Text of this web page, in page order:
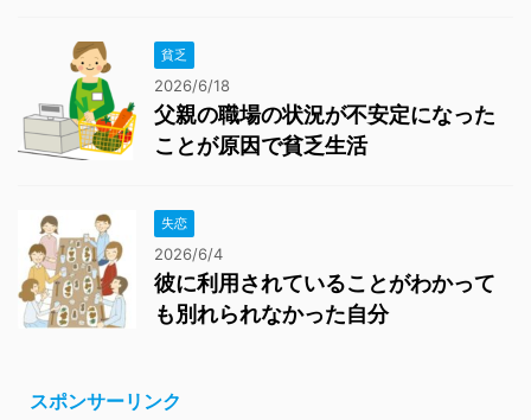
貧乏
2026/6/18
父親の職場の状況が不安定になった
ことが原因で貧乏生活
失恋
2026/6/4
彼に利用されていることがわかって
も別れられなかった自分
スポンサーリンク